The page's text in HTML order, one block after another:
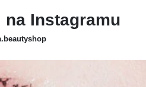
na Instagramu